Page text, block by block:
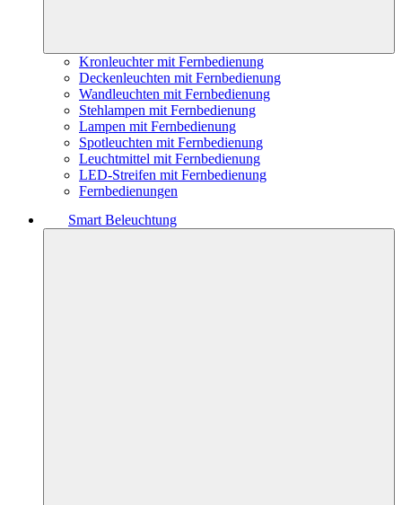
Kronleuchter mit Fernbedienung
Deckenleuchten mit Fernbedienung
Wandleuchten mit Fernbedienung
Stehlampen mit Fernbedienung
Lampen mit Fernbedienung
Spotleuchten mit Fernbedienung
Leuchtmittel mit Fernbedienung
LED-Streifen mit Fernbedienung
Fernbedienungen
Smart Beleuchtung